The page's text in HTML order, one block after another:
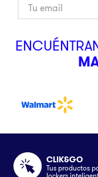
CLIK&GO
Tus productos